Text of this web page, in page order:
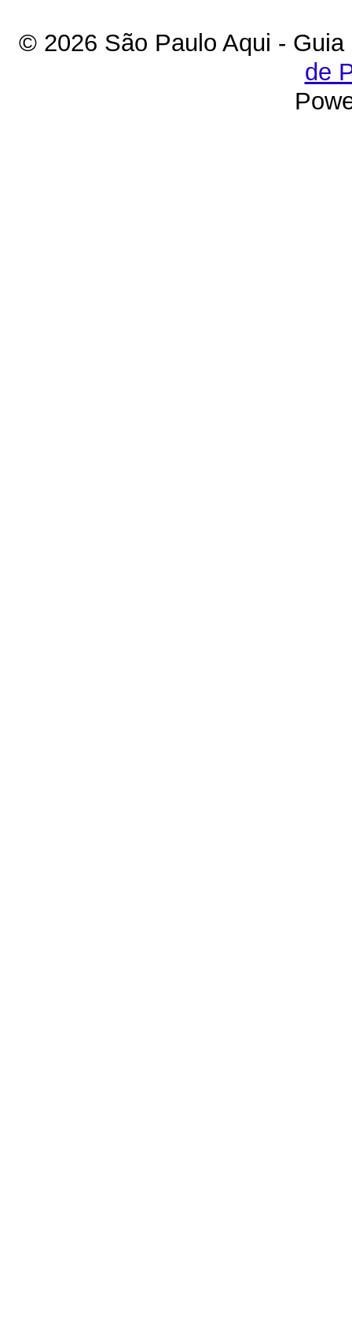
© 2026 São Paulo Aqui -
de